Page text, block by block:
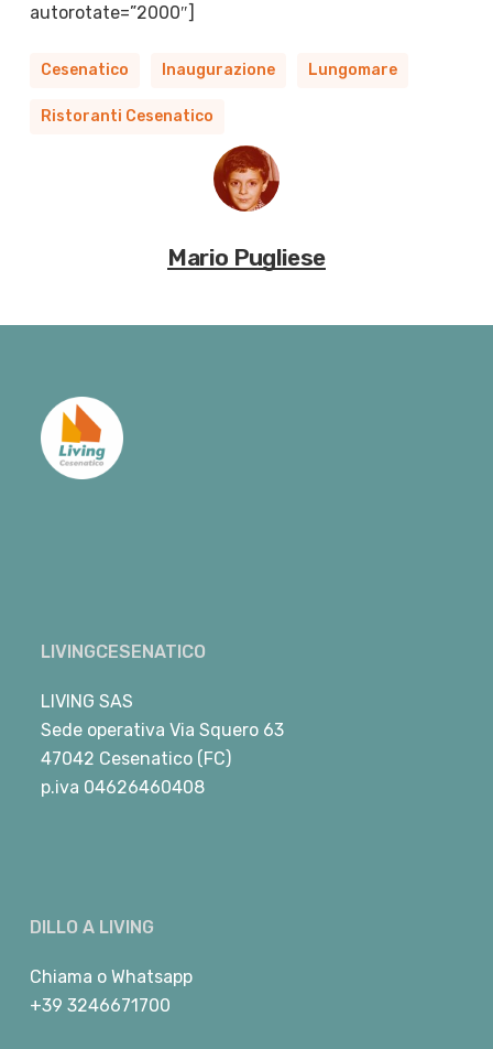
autorotate=”2000″]
Cesenatico Inaugurazione Lungomare
Ristoranti Cesenatico
Mario Pugliese
LIVINGCESENATICO
LIVING SAS
Sede operativa Via Squero 63
47042 Cesenatico (FC)
p.iva 04626460408
DILLO A LIVING
Chiama o Whatsapp
+39 3246671700